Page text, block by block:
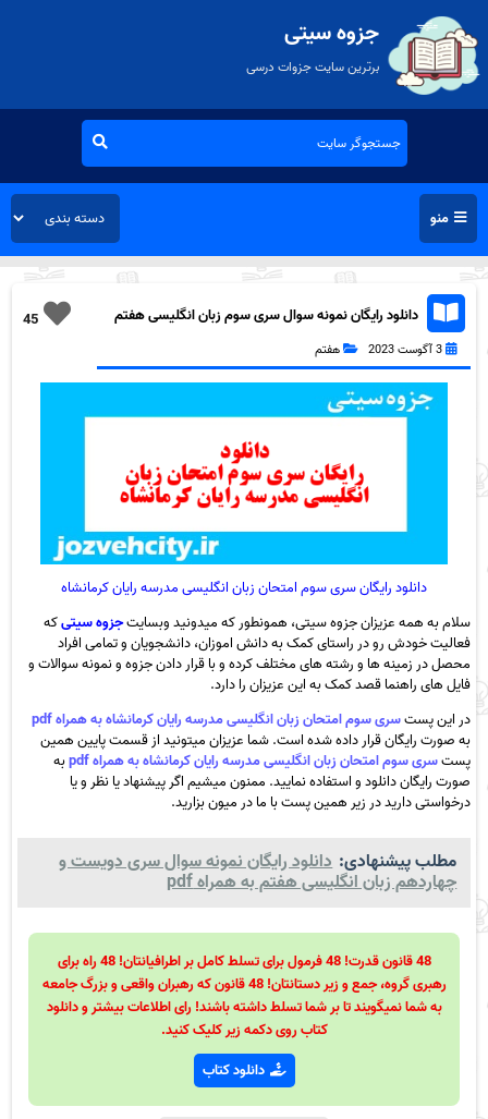
جزوه سیتی
برترین سایت جزوات درسی
منو
45
دانلود رایگان نمونه سوال سری سوم زبان انگلیسی هفتم
3 آگوست 2023 هفتم
دانلود رایگان سری سوم امتحان زبان انگلیسی مدرسه رایان کرمانشاه
سلام به همه عزیزان جزوه سیتی، همونطور که میدونید وبسایتجزوه سیتیکه
فعالیت خودش رو در راستای کمک به دانش اموزان، دانشجویان و تمامی افراد
محصل در زمینه ها و رشته های مختلف کرده و با قرار دادن جزوه و نمونه سوالات و
فایل های راهنما قصد کمک به این عزیزان را دارد.
در این پستسری سوم امتحان زبان انگلیسی مدرسه رایان کرمانشاه به همراه pdf
به صورت رایگان قرار داده شده است. شما عزیزان میتونید از قسمت پایین همین
پستسری سوم امتحان زبان انگلیسی مدرسه رایان کرمانشاه به همراه pdf
به
صورت رایگان دانلود و استفاده نمایید. ممنون میشیم اگر پیشنهاد یا نظر و یا
درخواستی دارید در زیر همین پست با ما در میون بزارید.
مطلب پیشنهادی: دانلود رایگان نمونه سوال سری دویست و
چهاردهم زبان انگلیسی هفتم به همراه pdf
48 قانون قدرت! 48 فرمول برای تسلط کامل بر اطرافیانتان! 48 راه برای
رهبری گروه، جمع و زیر دستانتان! 48 قانون که رهبران واقعی و بزرگ جامعه
به شما نمیگویند تا بر شما تسلط داشته باشند! رای اطلاعات بیشتر و دانلود
کتاب روی دکمه زیر کلیک کنید.
دانلود کتاب